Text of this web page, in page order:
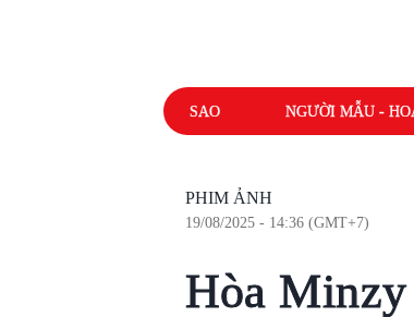
SAO NGƯỜI MẪU -
PHIM ẢNH
19/08/2025 - 14:36 (GMT+7)
Hòa